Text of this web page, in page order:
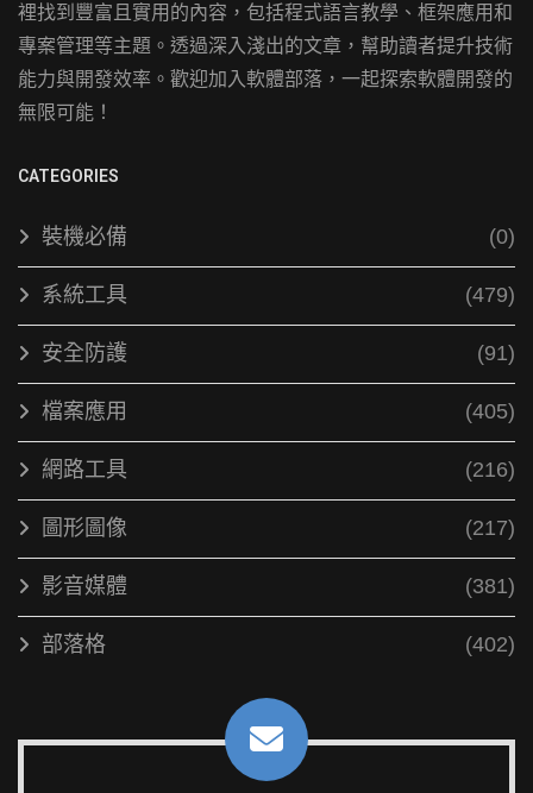
裡找到豐富且實用的內容，包括程式語言教學、框架應用和
專案管理等主題。透過深入淺出的文章，幫助讀者提升技術
能力與開發效率。歡迎加入軟體部落，一起探索軟體開發的
無限可能！
CATEGORIES
裝機必備 (0)
系統工具 (479)
安全防護 (91)
檔案應用 (405)
網路工具 (216)
圖形圖像 (217)
影音媒體 (381)
部落格 (402)